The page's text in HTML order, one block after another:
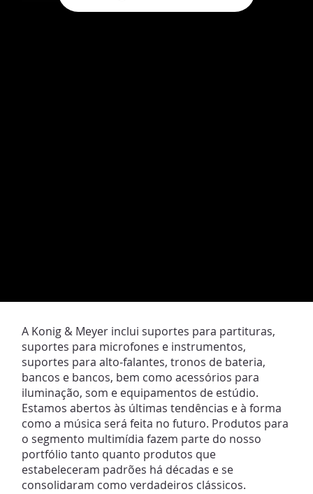
A Konig & Meyer inclui suportes para partituras,
suportes para microfones e instrumentos,
suportes para alto-falantes, tronos de bateria,
bancos e bancos, bem como acessórios para
iluminação, som e equipamentos de estúdio.
Estamos abertos às últimas tendências e à forma
como a música será feita no futuro. Produtos para
o segmento multimídia fazem parte do nosso
portfólio tanto quanto produtos que
estabeleceram padrões há décadas e se
consolidaram como verdadeiros clássicos.